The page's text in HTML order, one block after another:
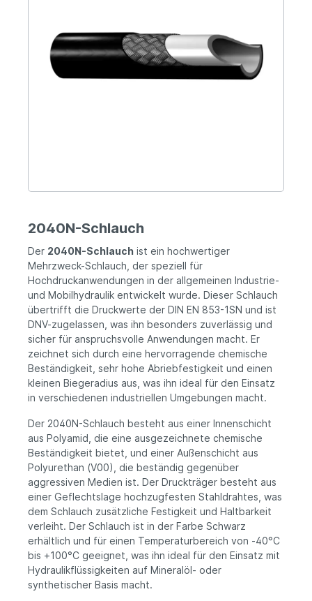
2040N-Schlauch
Der 2040N-Schlauch ist ein hochwertiger
Mehrzweck-Schlauch, der speziell für
Hochdruckanwendungen in der allgemeinen Industrie-
und Mobilhydraulik entwickelt wurde. Dieser Schlauch
übertrifft die Druckwerte der DIN EN 853-1SN und ist
DNV-zugelassen, was ihn besonders zuverlässig und
sicher für anspruchsvolle Anwendungen macht. Er
zeichnet sich durch eine hervorragende chemische
Beständigkeit, sehr hohe Abriebfestigkeit und einen
kleinen Biegeradius aus, was ihn ideal für den Einsatz
in verschiedenen industriellen Umgebungen macht.
Der 2040N-Schlauch besteht aus einer Innenschicht
aus Polyamid, die eine ausgezeichnete chemische
Beständigkeit bietet, und einer Außenschicht aus
Polyurethan (V00), die beständig gegenüber
aggressiven Medien ist. Der Druckträger besteht aus
einer Geflechtslage hochzugfesten Stahldrahtes, was
dem Schlauch zusätzliche Festigkeit und Haltbarkeit
verleiht. Der Schlauch ist in der Farbe Schwarz
erhältlich und für einen Temperaturbereich von -40°C
bis +100°C geeignet, was ihn ideal für den Einsatz mit
Hydraulikflüssigkeiten auf Mineralöl- oder
synthetischer Basis macht.